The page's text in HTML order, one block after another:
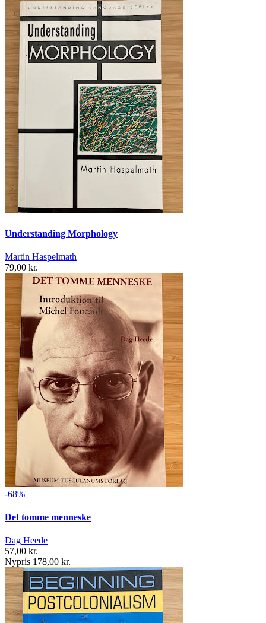
Understanding Morphology
Martin Haspelmath
79,00 kr.
-68%
Det tomme menneske
Dag Heede
57,00 kr.
Nypris 178,00 kr.